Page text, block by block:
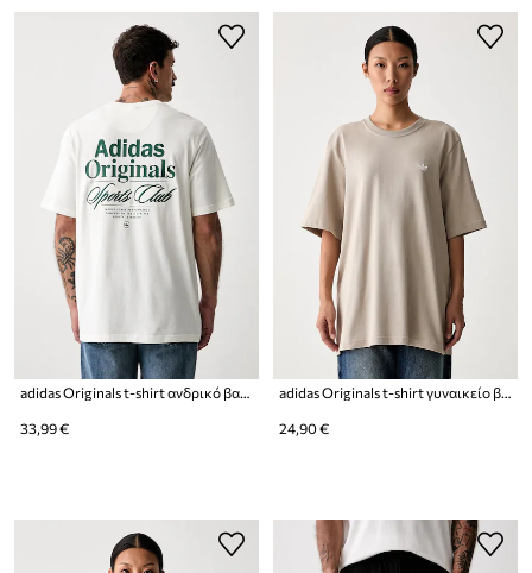
adidas Originals t-shirt ανδρικό βαμβακερό
33,99 €
adidas Originals t-shirt γυναικείο βαμβακερό Essentials
24,90 €